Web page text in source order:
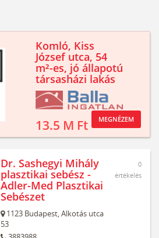
Komló, Kiss
József utca, 54
m²-es, jó állapotú
társasházi lakás
13.5 M Ft MEGNÉZEM
Dr. Sashegyi Mihály
plasztikai sebész -
Adler-Med Plasztikai
Sebészet
1123 Budapest,Alkotás utca
53
0
értékelés